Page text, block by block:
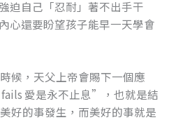
自己「忍耐」著不出手干
還要盼望孩子能早一天學會
候，天父上帝會賜下一個應
愛是永不止息”，也就是結
好的事發生，而美好的事就是